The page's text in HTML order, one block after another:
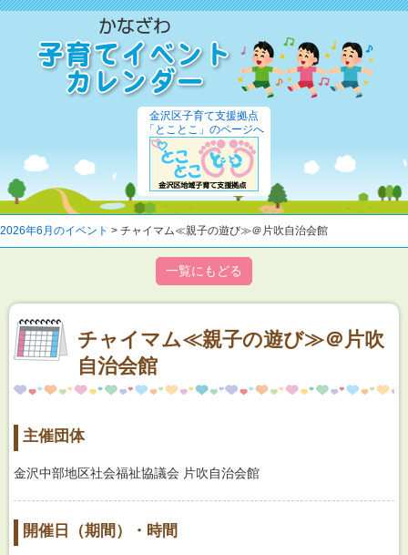
金沢区子育て支援拠点
「とことこ」のページへ
2026年6月のイベント > チャイマム≪親子の遊び≫＠片吹自治会館
一覧にもどる
チャイマム≪親子の遊び≫＠片吹
自治会館
主催団体
金沢中部地区社会福祉協議会 片吹自治会館
開催日（期間）・時間